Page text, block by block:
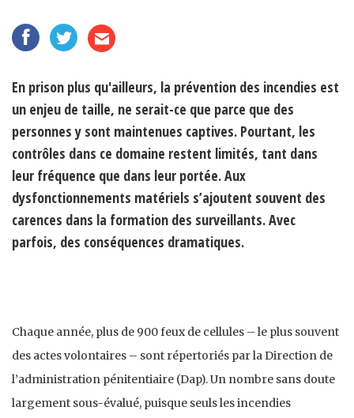
En prison plus qu'ailleurs, la prévention des incendies est
un enjeu de taille, ne serait-ce que parce que des
personnes y sont maintenues captives. Pourtant, les
contrôles dans ce domaine restent limités, tant dans
leur fréquence que dans leur portée. Aux
dysfonctionnements matériels s’ajoutent souvent des
carences dans la formation des surveillants. Avec
parfois, des conséquences dramatiques.
Chaque année, plus de 900 feux de cellules – le plus souvent
des actes volontaires – sont répertoriés par la Direction de
l’administration pénitentiaire (Dap). Un nombre sans doute
largement sous-évalué, puisque seuls les incendies